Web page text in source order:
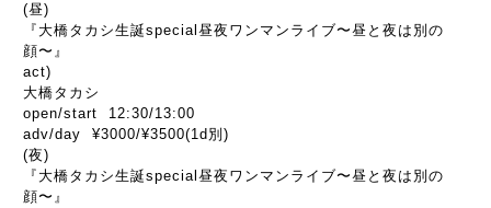
(昼)
『大橋タカシ生誕special昼夜ワンマンライブ〜昼と夜は別の
顔〜』
act)
大橋タカシ
open/start 12:30/13:00
adv/day ¥3000/¥3500(1d別)
(夜)
『大橋タカシ生誕special昼夜ワンマンライブ〜昼と夜は別の
顔〜』